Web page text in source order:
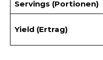
Servings (Portionen)
Yield (Ertrag)